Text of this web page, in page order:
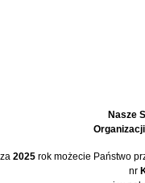
Nasze
2025 rok możecie Państwo
nr